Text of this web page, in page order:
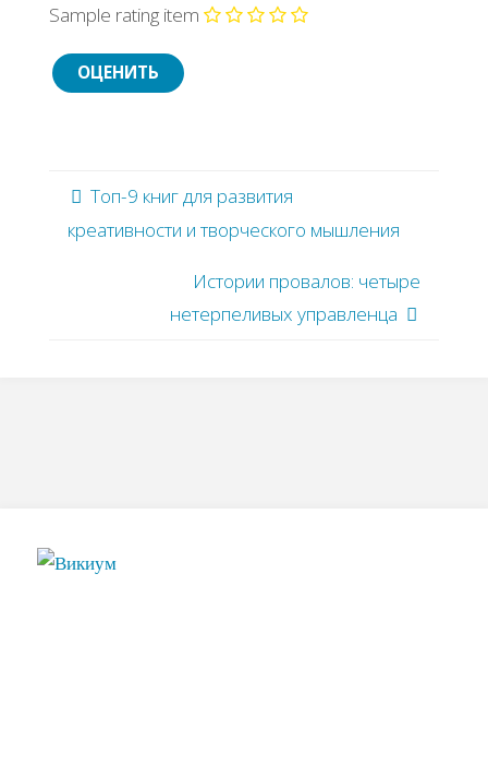
Sample rating item
Топ-9 книг для развития
креативности и творческого мышления
Истории провалов: четыре
нетерпеливых управленца